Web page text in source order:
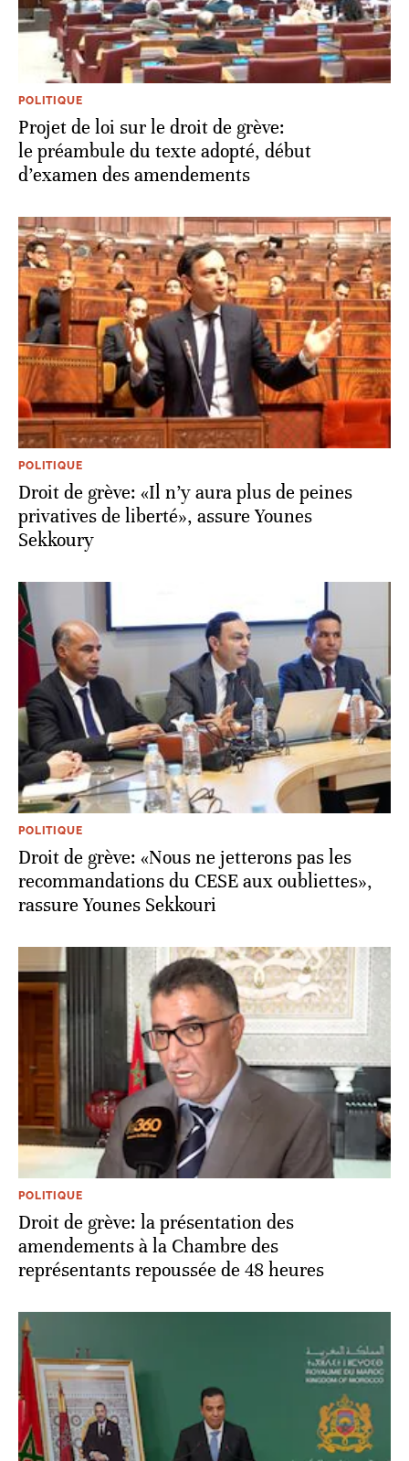
POLITIQUE
Projet de loi sur le droit de grève:
le préambule du texte adopté, début
d’examen des amendements
POLITIQUE
Droit de grève: «Il n’y aura plus de peines
privatives de liberté», assure Younes
Sekkoury
POLITIQUE
Droit de grève: «Nous ne jetterons pas les
recommandations du CESE aux oubliettes»,
rassure Younes Sekkouri
POLITIQUE
Droit de grève: la présentation des
amendements à la Chambre des
représentants repoussée de 48 heures